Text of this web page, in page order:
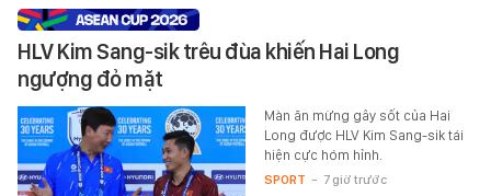
HLV Kim Sang-sik trêu đùa khiến Hai Long
ngượng đỏ mặt
Màn ăn mừng gây sốt của Hai
Long được HLV Kim Sang-sik tái
hiện cực hóm hỉnh.
SPORT - 7 giờ trước